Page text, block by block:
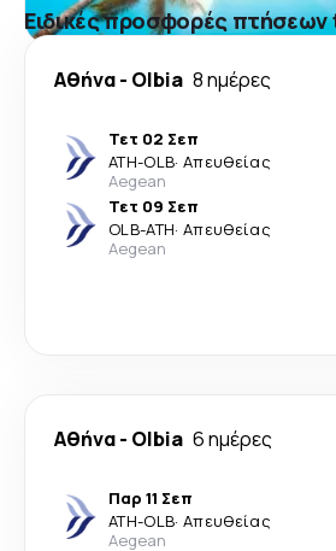
Ειδικές προσφορές πτήσεων
Αθήνα- Olbia 8 ημέρες
Τετ 02 Σεπ
ATH-OLB· Απευθείας
Aegean
Τετ 09 Σεπ
OLB-ATH· Απευθείας
Aegean
Αθήνα- Olbia 6 ημέρες
Παρ 11 Σεπ
ATH-OLB· Απευθείας
Aegean